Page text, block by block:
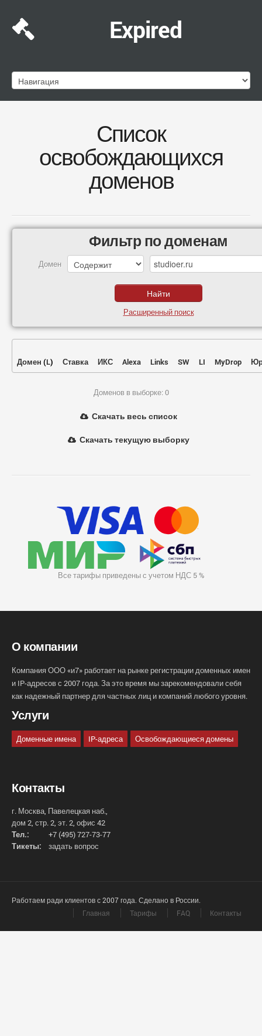
Expired
Список
освобождающихся
доменов
Фильтр по доменам
Домен
Расширенный поиск
Домен (L) Ставка ИКС Alexa Links SW LI MyDrop
Доменов в выборке: 0
Скачать весь список
Скачать текущую выборку
Все тарифы приведены с учетом НДС 5 %
О компании
Компания ООО «и7» работает на рынке регистрации доменных имен
и IP-адресов с 2007 года. За это время мы зарекомендовали себя
как надежный партнер для частных лиц и компаний любого уровня.
Услуги
Доменные имена IP-адреса Освобождающиеся домены
Контакты
г. Москва, Павелецкая наб.,
дом 2, стр. 2, эт. 2, офис 42
Тел.:
+7 (495) 727-73-77
Тикеты:
задать вопрос
Работаем ради клиентов с 2007 года. Сделано в России.
Главная
Тарифы FAQ Контакты